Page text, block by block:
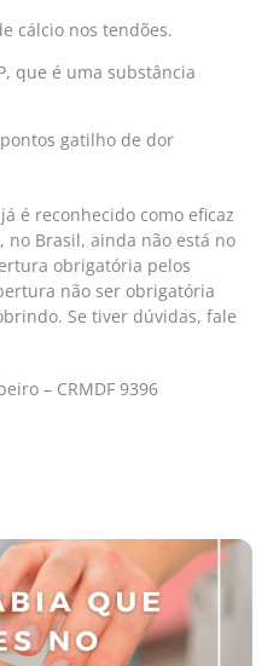
cálcio nos tendões.
que é uma substância
gatilho de dor
é reconhecido como eficaz
Brasil, ainda não está no
obrigatória pelos
não ser obrigatória
Se tiver dúvidas, fale
– CRMDF 9396